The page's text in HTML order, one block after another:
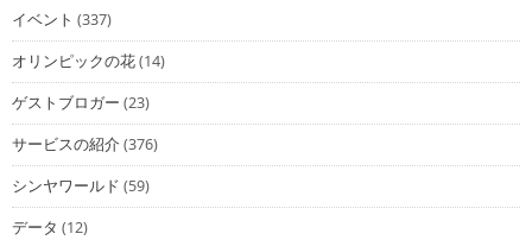
イベント (337)
オリンピックの花(14)
ゲストブロガー (23)
サービスの紹介(376)
シンヤワールド (59)
データ (12)